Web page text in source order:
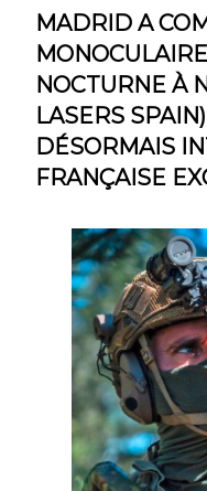
MADRID A
NOCTURNE À
LASERS
DÉSORMAIS
FRANÇAISE